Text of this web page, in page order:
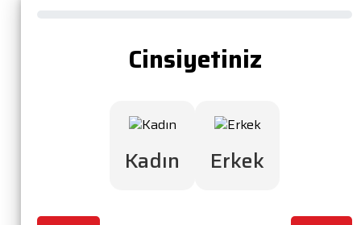
Cinsiyetiniz
Kadın Erkek